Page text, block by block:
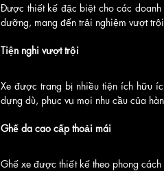
Được thiết kế đặc biệt cho các doanh
dưỡng, mang đến trải nghiệm vượt
Tiện nghi vượt trội
Xe được trang bị nhiều tiện ích hữu
dựng dù, phục vụ mọi nhu cầu của
Ghế da cao cấp thoải mái
Ghế xe được thiết kế theo phong